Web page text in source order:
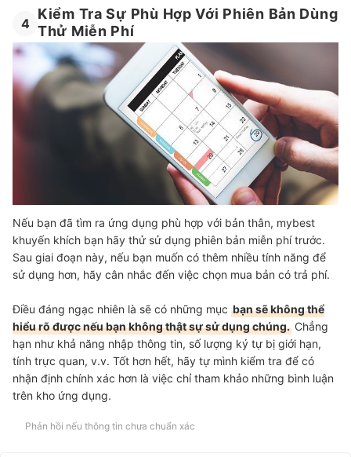
4
Kiểm Tra Sự Phù Hợp Với Phiên Bản Dùng
Thử Miễn Phí
Nếu bạn đã tìm ra ứng dụng phù hợp với bản thân, mybest
khuyến khích bạn hãy thử sử dụng phiên bản miễn phí trước.
Sau giai đoạn này, nếu bạn muốn có thêm nhiều tính năng để
sử dụng hơn, hãy cân nhắc đến việc chọn mua bản có trả phí.
Điều đáng ngạc nhiên là sẽ có những mục bạn sẽ không thể
hiểu rõ được nếu bạn không thật sự sử dụng chúng. Chẳng
hạn như khả năng nhập thông tin, số lượng ký tự bị giới hạn,
tính trực quan, v.v. Tốt hơn hết, hãy tự mình kiểm tra để có
nhận định chính xác hơn là việc chỉ tham khảo những bình luận
trên kho ứng dụng.
Phản hồi nếu thông tin chưa chuẩn xác